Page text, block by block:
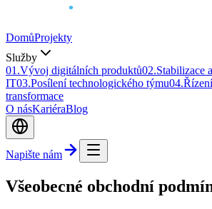
DomůProjekty
Služby
01 .Vývoj digitálních produktů02.Stabilizace
IT03.Posílení technologického týmu04.
transformace
O násKariéraBlog
Napište nám
Všeobecné obchodní